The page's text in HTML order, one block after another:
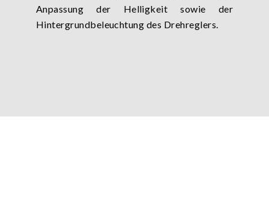
Anpassung der Helligkeit sowie der
Hintergrundbeleuchtung des Drehreglers.